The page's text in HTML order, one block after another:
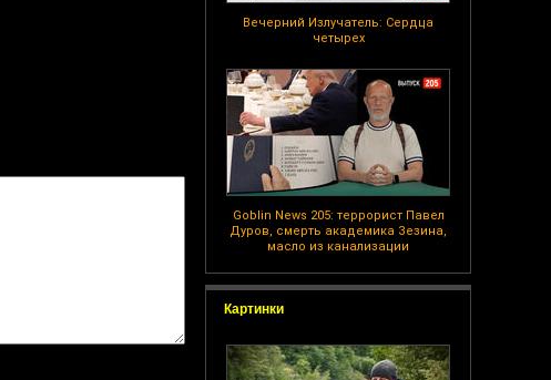
Вечерний Излучатель: Сердца
четырех
Goblin News 205: террорист Павел
Дуров, смерть академика Зезина,
масло из канализации
Картинки